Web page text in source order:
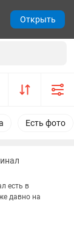
Есть фото
есть в
давно на
Открыть